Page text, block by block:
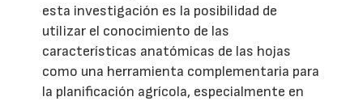
esta investigación es la posibilidad de
utilizar el conocimiento de las
características anatómicas de las hojas
como una herramienta complementaria para
la planificación agrícola, especialmente en